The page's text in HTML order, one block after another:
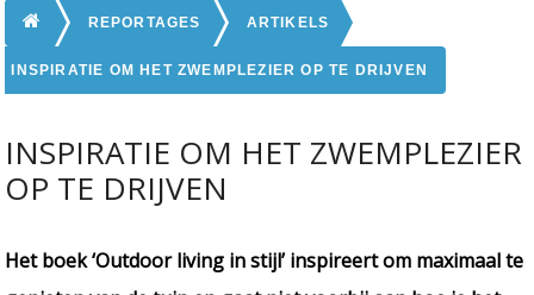
REPORTAGES ARTIKELS
INSPIRATIE OM HET ZWEMPLEZIER OP TE DRIJVEN
INSPIRATIE OM HET ZWEMPLEZIER
OP TE DRIJVEN
Het boek ‘Outdoor living in stijl’ inspireert om maximaal te